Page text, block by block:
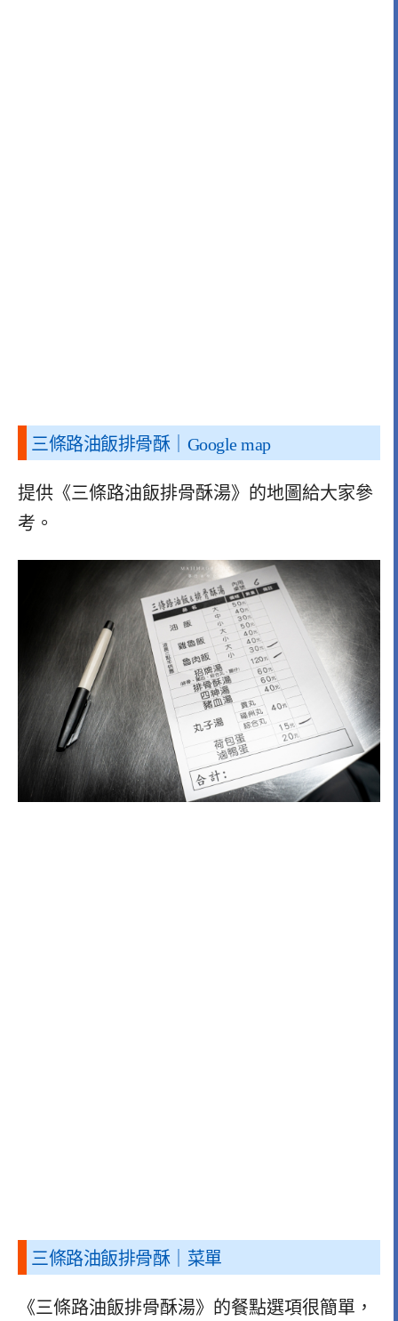
三條路油飯排骨酥｜Google map
提供《三條路油飯排骨酥湯》的地圖給大家參
考。
三條路油飯排骨酥｜菜單
《三條路油飯排骨酥湯》的餐點選項很簡單，